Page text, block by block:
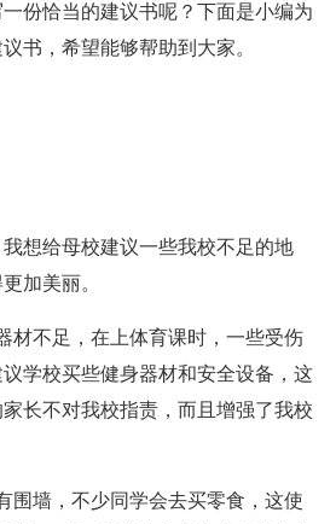
份恰当的建议书呢？下面是小编为
书，希望能够帮助到大家。
想给母校建议一些我校不足的地
加美丽。
材不足，在上体育课时，一些受伤
学校买些健身器材和安全设备，这
长不对我校指责，而且增强了我校
围墙，不少同学会去买零食，这使